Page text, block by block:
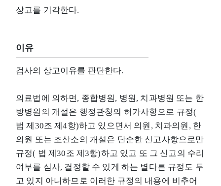
상고를 기각한다.
이유
검사의 상고이유를 판단한다.
의료법에 의하면, 종합병원, 병원, 치과병원 또는 한
방병원의 개설은 행정관청의 허가사항으로 규정(
법 제30조 제4항)하고 있으면서 의원, 치과의원, 한
의원 또는 조산소의 개설은 단순한 신고사항으로만
규정( 법 제30조 제3항)하고 있고 또 그 신고의 수리
여부를 심사, 결정할 수 있게 하는 별다른 규정도 두
고 있지 아니하므로 이러한 규정의 내용에 비추어